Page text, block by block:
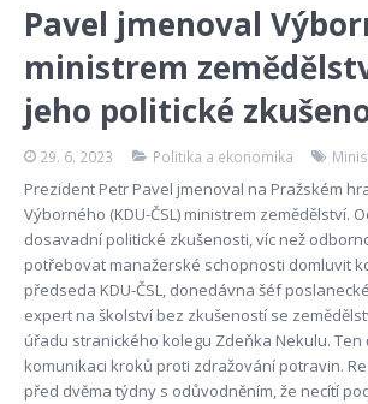
Pavel jmenoval
ministrem
jeho politické
29. 6. 2023 Politika a ekonomika
Prezident Petr Pavel jmenoval na Pražském
Výborného (KDU-ČSL) ministrem zemědělství.
dosavadní politické zkušenosti, víc než
potřebovat manažerské schopnosti domluvit
předseda KDU-ČSL, donedávna šéf
expert na školství bez zkušeností se
úřadu stranického kolegu Zdeňka Nekulu. Ten
komunikaci kroků proti zdražování potravin.
před dvěma týdny s odůvodněním, že necítí